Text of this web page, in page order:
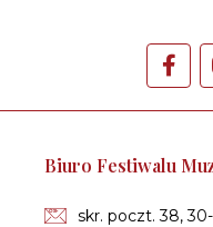
l
e
Biu­ro Fe­sti­wa­lu
skr. poczt. 38,